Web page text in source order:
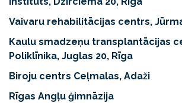
Vaivaru rehabilitācijas centrs,
Kaulu smadzeņu transplantācijas
Poliklīnika, Juglas 20, Rīga
Biroju centrs Ceļmalas, Adaži
Rīgas Angļu ģimnāzija